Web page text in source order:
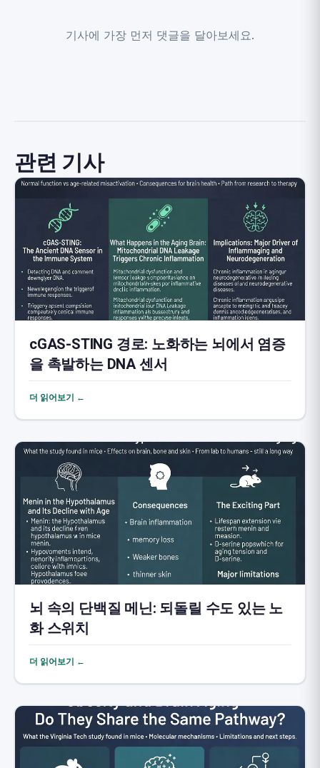
기사에 가장 먼저 댓글을 달아보세요.
관련 기사
cGAS-STING 경로: 노화하는 뇌에서 염증
을 촉발하는 DNA 센서
더 읽어보기 ←
뇌 속의 단백질 메닌: 되돌릴 수도 있는 노
화 스위치
더 읽어보기 ←